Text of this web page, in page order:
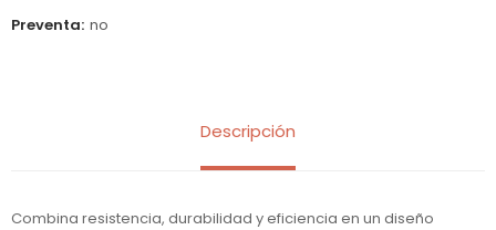
Preventa no
Descripción
Combina resistencia, durabilidad y eficiencia en un diseño